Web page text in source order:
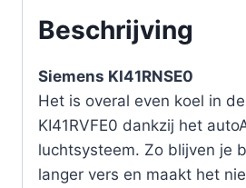
Beschrijving
Siemens KI41RNSE0
Het is overal even koel in
KI41RVFE0 dankzij het
luchtsysteem. Zo blijven je
langer vers en maakt het